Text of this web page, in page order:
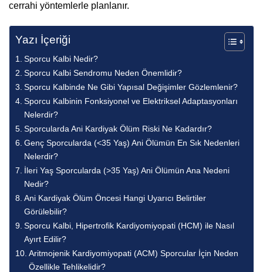
cerrahi yöntemlerle planlanır.
Yazı İçeriği
Sporcu Kalbi Nedir?
Sporcu Kalbi Sendromu Neden Önemlidir?
Sporcu Kalbinde Ne Gibi Yapısal Değişimler Gözlemlenir?
Sporcu Kalbinin Fonksiyonel ve Elektriksel Adaptasyonları
Nelerdir?
Sporcularda Ani Kardiyak Ölüm Riski Ne Kadardır?
Genç Sporcularda (<35 Yaş) Ani Ölümün En Sık Nedenleri
Nelerdir?
İleri Yaş Sporcularda (>35 Yaş) Ani Ölümün Ana Nedeni
Nedir?
Ani Kardiyak Ölüm Öncesi Hangi Uyarıcı Belirtiler
Görülebilir?
Sporcu Kalbi, Hipertrofik Kardiyomiyopati (HCM) ile Nasıl
Ayırt Edilir?
Aritmojenik Kardiyomiyopati (ACM) Sporcular İçin Neden
Özellikle Tehlikelidir?